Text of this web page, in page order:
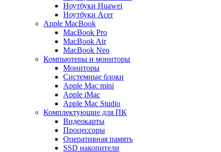
Ноутбуки Huawei
Ноутбуки Acer
Apple MacBook
MacBook Pro
MacBook Air
MacBook Neo
Компьютеры и мониторы
Мониторы
Системные блоки
Apple Mac mini
Apple iMac
Apple Mac Studio
Комплектующие для ПК
Видеокарты
Процессоры
Оперативная память
SSD накопители